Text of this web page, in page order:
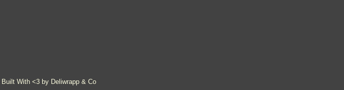
Built With <3 by Deliwrapp & Co